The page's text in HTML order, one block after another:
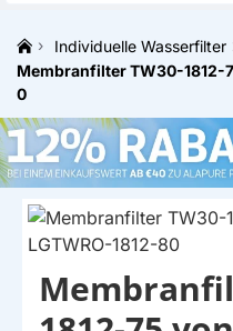
h
o
e
Individuelle Wasserfilter
Membranfilter TW30-1812-
0
EIGENMARKE